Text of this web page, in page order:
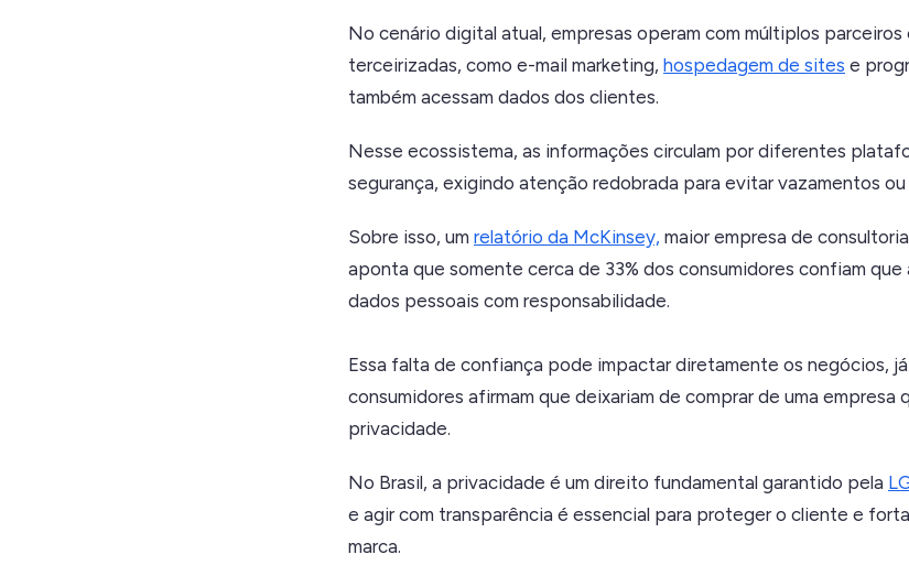
No cenário digital atual, empresas operam com múltiplos parceiros
terceirizadas, como e-mail marketing, hospedagem de sites e
também acessam dados dos clientes.
Nesse ecossistema, as informações circulam por diferentes
segurança, exigindo atenção redobrada para evitar vazamentos
Sobre isso, um relatório da McKinsey, maior empresa de
aponta que somente cerca de 33% dos consumidores confiam que
dados pessoais com responsabilidade.
Essa falta de confiança pode impactar diretamente os negócios,
consumidores afirmam que deixariam de comprar de uma empresa
privacidade.
No Brasil, a privacidade é um direito fundamental garantido pela
e agir com transparência é essencial para proteger o cliente e
marca.